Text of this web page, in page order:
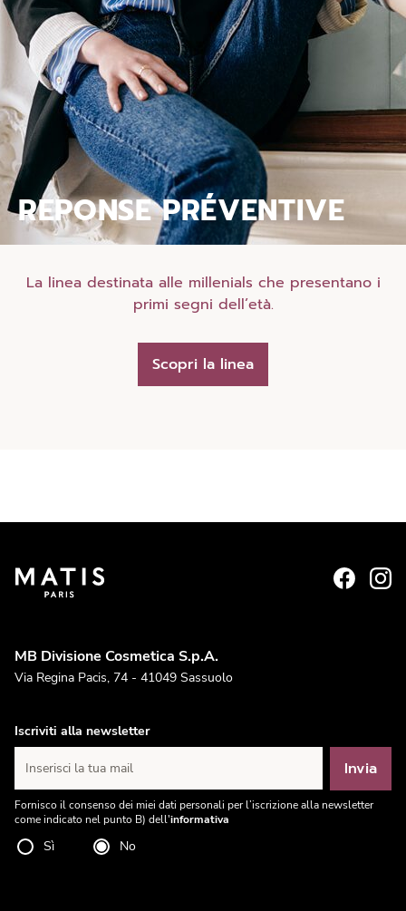
REPONSE PRÉVENTIVE
La linea destinata alle millenials che presentano i
primi segni dell’età.
Scopri la linea
MB Divisione Cosmetica S.p.A.
Via Regina Pacis, 74 - 41049 Sassuolo
Iscriviti alla newsletter
Inserisci la tua mail Invia
Fornisco il consenso dei miei dati personali per l’iscrizione alla newsletter
come indicato nel punto B) dell'informativa
Sì No